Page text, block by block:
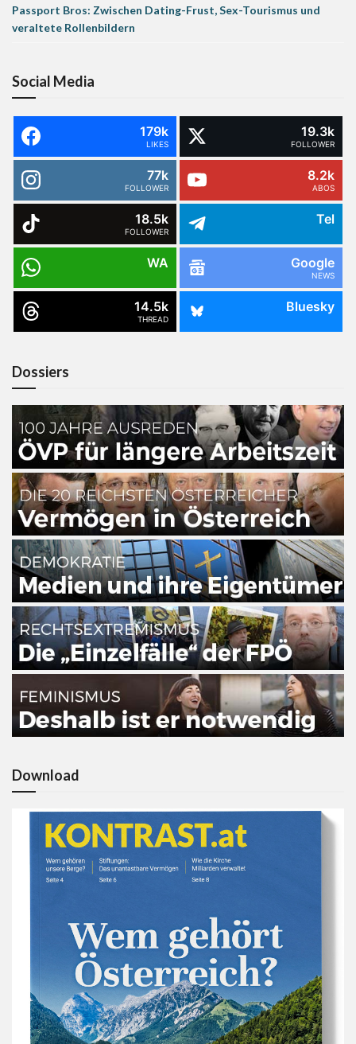
Passport Bros: Zwischen Dating-Frust, Sex-Tourismus und
veraltete Rollenbildern
Social Media
179k
LIKES
19.3k
FOLLOWER
77k
FOLLOWER
8.2k
ABOS
18.5k
FOLLOWER
Tel
WA Google
NEWS
14.5k
THREAD
Bluesky
Dossiers
Download